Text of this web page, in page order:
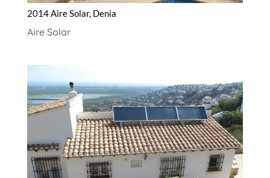
2014 Aire Solar, Denia
Aire Solar